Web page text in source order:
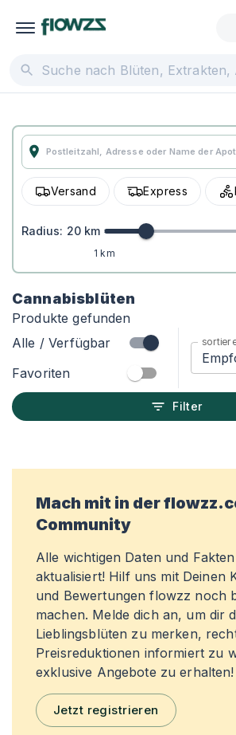
Versand Express
Radius: 20 km
1 km
Cannabisblüten
Produkte gefunden
Alle / Verfügbar
Favoriten
Filter
Mach mit in der
Community
Alle wichtigen Daten und
aktualisiert! Hilf uns mit Deinen
und Bewertungen flowzz noch
machen. Melde dich an, um dir
Lieblingsblüten zu merken,
Preisreduktionen informiert zu
exklusive Angebote zu erhalten!
Jetzt registrieren